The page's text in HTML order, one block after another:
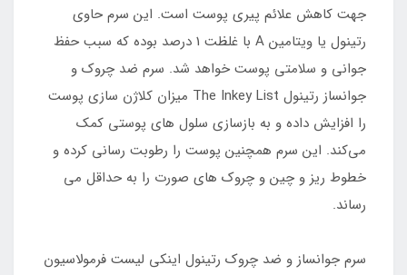
جهت کاهش علائم پیری پوست است. این سرم حاوی
رتینول یا ویتامین A با غلظت 1 درصد بوده که سبب حفظ
جوانی و سلامتی پوست خواهد شد. سرم ضد چروک و
جوانساز رتینول The Inkey List میزان کلاژن سازی پوست
را افزایش داده و به بازسازی سلول های پوستی کمک
می‌کند. این سرم همچنین پوست را رطوبت رسانی کرده و
خطوط ریز و چین و چروک های صورت را به حداقل می
رساند.
سرم جوانساز و ضد چروک رتینول اینکی لیست فرمولاسیون